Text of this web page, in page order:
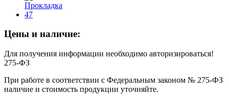
Цены и наличие:
Для получения информации необходимо авторизироваться!
275-ФЗ
При работе в соответствии с Федеральным законом № 275-ФЗ
наличие и стоимость продукции уточняйте.